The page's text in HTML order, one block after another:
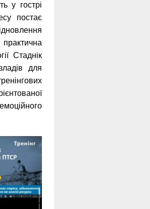
у гострі
постає
Стаднік
для